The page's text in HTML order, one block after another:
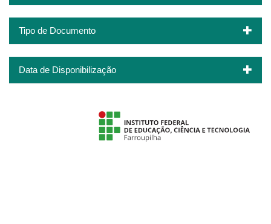
Tipo de Documento
Data de Disponibilização